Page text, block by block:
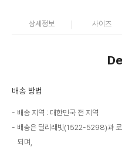
상세정보 사이즈
배송 방법
배송 지역 : 대한민국 전 지역
배송은 딜리래빗(1522-5298)과
되며,